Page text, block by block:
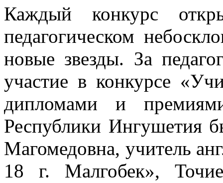
Каждый конкурс
педагогическом
новые звезды. За
участие в конкурсе
дипломами и
Республики Ингушетия
Магомедовна, учитель
18 г. Малгобек»,